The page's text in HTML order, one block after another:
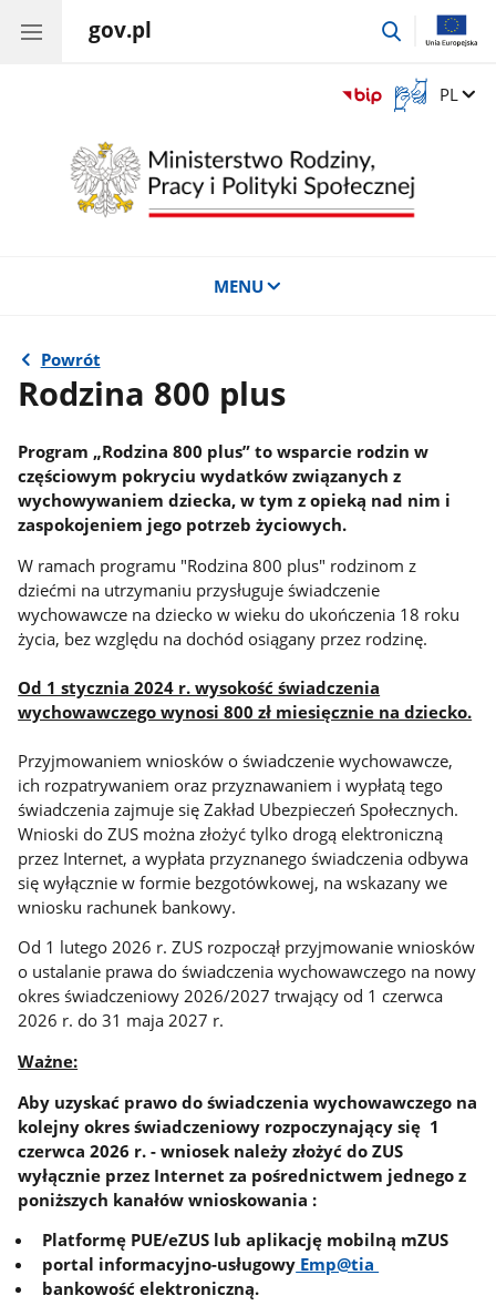
gov.pl
przejdź
Otwórz
okno
języka
migowego
Zmień
PL
MENU
Powrót
Rodzina 800 plus
Program „Rodzina 800 plus” to wsparcie rodzin w
częściowym pokryciu wydatków związanych z
wychowywaniem dziecka, w tym z opieką nad nim i
zaspokojeniem jego potrzeb życiowych.
W ramach programu "Rodzina 800 plus" rodzinom z
dziećmi na utrzymaniu przysługuje świadczenie
wychowawcze na dziecko w wieku do ukończenia 18 roku
życia, bez względu na dochód osiągany przez rodzinę.
Od 1 stycznia 2024 r. wysokość świadczenia
wychowawczego wynosi 800 zł miesięcznie na dziecko.
Przyjmowaniem wniosków o świadczenie wychowawcze,
ich rozpatrywaniem oraz przyznawaniem i wypłatą tego
świadczenia zajmuje się Zakład Ubezpieczeń Społecznych.
Wnioski do ZUS można złożyć tylko drogą elektroniczną
przez Internet, a wypłata przyznanego świadczenia odbywa
się wyłącznie w formie bezgotówkowej, na wskazany we
wniosku rachunek bankowy.
Od 1 lutego 2026 r. ZUS rozpoczął przyjmowanie wniosków
o ustalanie prawa do świadczenia wychowawczego na nowy
okres świadczeniowy 2026/2027 trwający od 1 czerwca
2026 r. do 31 maja 2027 r.
Ważne:
Aby uzyskać prawo do świadczenia wychowawczego na
kolejny okres świadczeniowy rozpoczynający się 1
czerwca 2026 r. - wniosek należy złożyć do ZUS
wyłącznie przez Internet za pośrednictwem jednego z
poniższych kanałów wnioskowania :
Platformę PUE/eZUS lub aplikację mobilną mZUS
portal informacyjno-usługowy Emp@tia
bankowość elektroniczną.